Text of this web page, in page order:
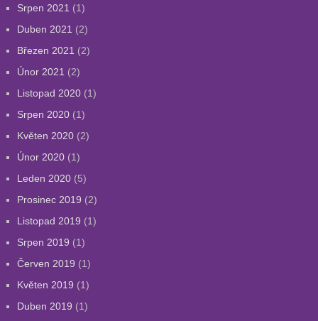
Srpen 2021 (1)
Duben 2021 (2)
Březen 2021 (2)
Únor 2021 (2)
Listopad 2020(1)
Srpen 2020(1)
Květen 2020(2)
Únor 2020(1)
Leden 2020(5)
Prosinec 2019 (2)
Listopad 2019 (1)
Srpen 2019 (1)
Červen 2019 (1)
Květen 2019 (1)
Duben 2019 (1)